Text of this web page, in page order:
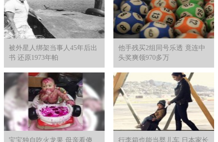
被外星人绑架当事人45年后出
书 还原1973年帕
他手残买2组同号乐透 竟连中
头奖爽领970多万
宝宝独自吃火龙果 母亲看傻 行李箱也能当婴儿车 日本家长